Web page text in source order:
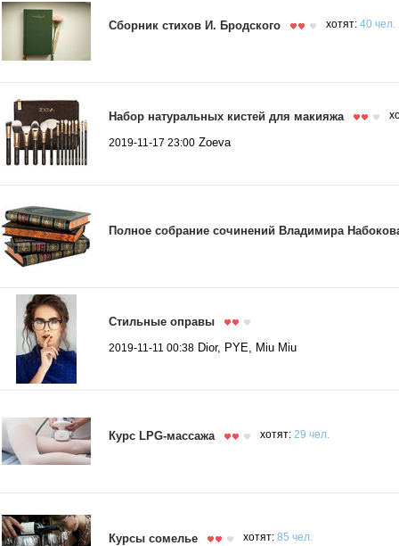
Сборник стихов И. Бродского хотят: 40 чел.
Набор натуральных кистей для макияжа
2019-11-17 23:00 Zoeva
Полное собрание сочинений Владимира
Стильные оправы
2019-11-11 00:38 Dior, PYE, Miu Miu
Курс LPG-массажа хотят: 29 чел.
Курсы сомелье хотят: 85 чел.